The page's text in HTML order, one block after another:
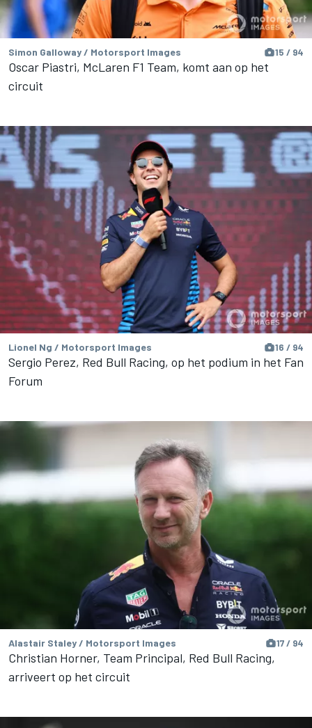
Simon Galloway / Motorsport Images 15 / 94
Oscar Piastri, McLaren F1 Team, komt aan op het
circuit
Lionel Ng / Motorsport Images 16 / 94
Sergio Perez, Red Bull Racing, op het podium in het Fan
Forum
Alastair Staley / Motorsport Images 17 / 94
Christian Horner, Team Principal, Red Bull Racing,
arriveert op het circuit